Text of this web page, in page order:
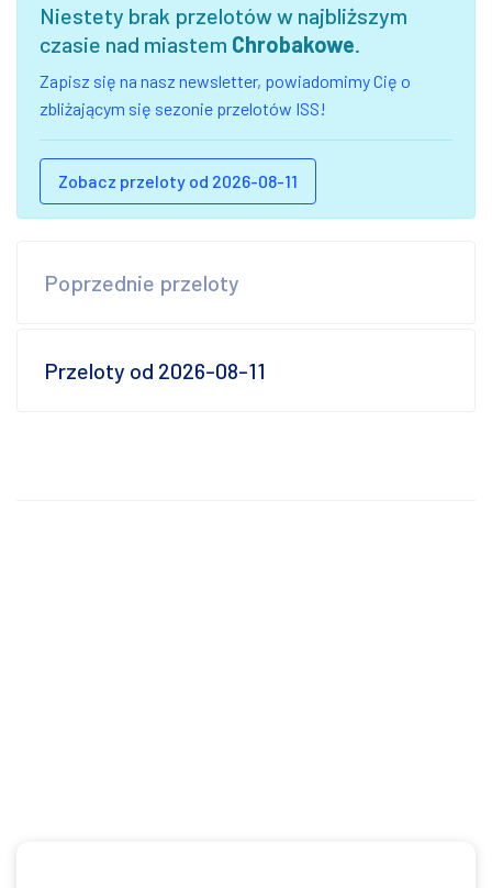
Niestety brak przelotów w najbliższym
czasie nad miastem Chrobakowe.
Zapisz się na nasz newsletter, powiadomimy Cię o
zbliżającym się sezonie przelotów ISS!
Zobacz przeloty od 2026-08-11
Poprzednie przeloty
Przeloty od 2026-08-11